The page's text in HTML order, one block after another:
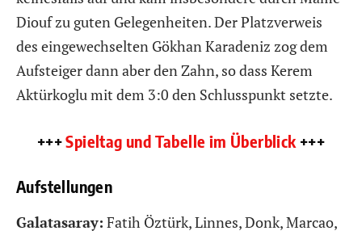
Diouf zu guten Gelegenheiten. Der Platzverweis
des eingewechselten Gökhan Karadeniz zog dem
Aufsteiger dann aber den Zahn, so dass Kerem
Aktürkoglu mit dem 3:0 den Schlusspunkt setzte.
+++Spieltag und Tabelle im Überblick +++
Aufstellungen
Galatasaray: Fatih Öztürk, Linnes, Donk, Marcao,